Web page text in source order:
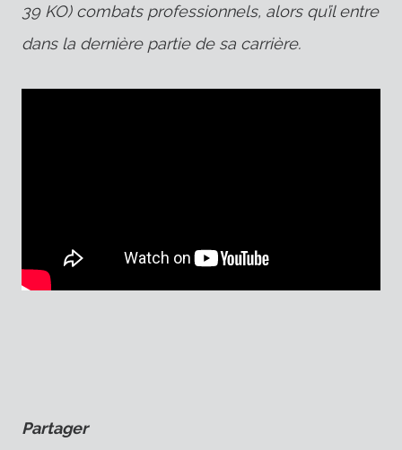
39 KO) combats professionnels, alors qu’il entre
dans la dernière partie de sa carrière.
Partager